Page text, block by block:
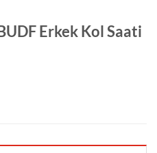
Erkek Kol Saati